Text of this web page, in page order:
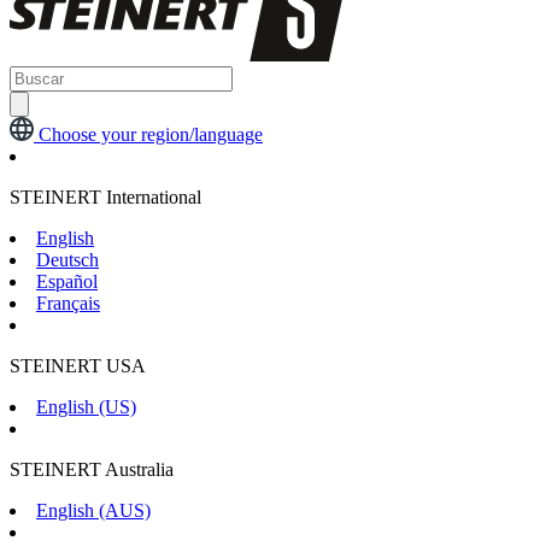
Choose your region/language
STEINERT International
English
Deutsch
Español
Français
STEINERT USA
English (US)
STEINERT Australia
English (AUS)